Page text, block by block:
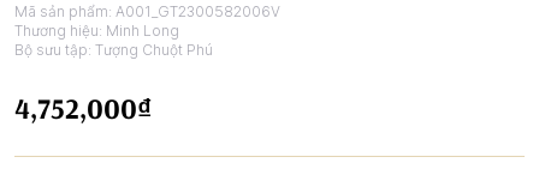
Mã sản phẩm: A001_GT2300582006V
Thương hiệu: Minh Long
Bộ sưu tập: Tượng Chuột Phú
4,752,000₫